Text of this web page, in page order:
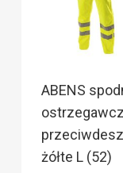
ABENS
żółte L (52)